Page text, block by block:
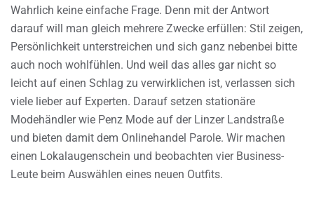
Wahrlich keine einfache Frage. Denn mit der Antwort
darauf will man gleich mehrere Zwecke erfüllen: Stil zeigen,
Persönlichkeit unterstreichen und sich ganz nebenbei bitte
auch noch wohlfühlen. Und weil das alles gar nicht so
leicht auf einen Schlag zu verwirklichen ist, verlassen sich
viele lieber auf Experten. Darauf setzen stationäre
Modehändler wie Penz Mode auf der Linzer Landstraße
und bieten damit dem Onlinehandel Parole. Wir machen
einen Lokalaugenschein und beobachten vier Business-
Leute beim Auswählen eines neuen Outfits.